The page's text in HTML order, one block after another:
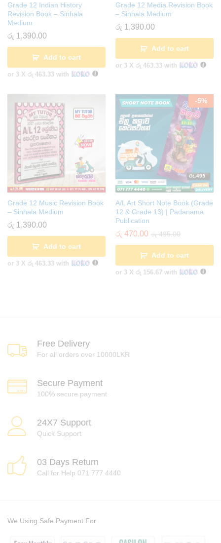
Grade 12 Indian History
Revision Book – Sinhala
Medium
රු 1,390.00
Add to cart
or 3 X රු 463.33 with
Grade 12 Media Revision Book
– Sinhala Medium
රු 1,390.00
Add to cart
or 3 X රු 463.33 with
Grade 12 Music Revision Book
– Sinhala Medium
රු 1,390.00
Add to cart
or 3 X රු 463.33 with
-5%
A/L Art Short Note Book (Grade
12 & Grade 13) | Padanama
Publication
රු 470.00 රු495.00
Add to cart
or 3 X රු 156.67 with
Free Delivery
For all orders over 10000LKR
Secure Payment
100% secure payment
24X7 Support
Quick Support
03 Days Return
Call for Help 071 777 4440
We Using Safe Payment For